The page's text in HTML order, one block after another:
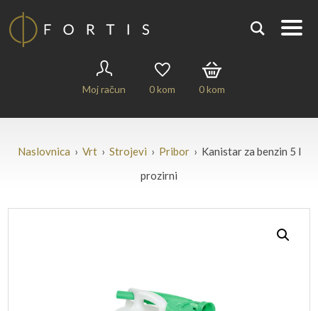
Moj račun 0kom 0kom
Naslovnica › Vrt› Strojevi › Pribor› Kanistar za benzin 5 l
prozirni